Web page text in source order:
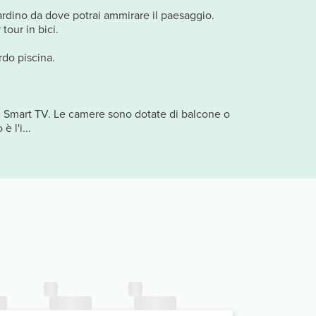
da dove potrai ammirare il paesaggio.
in bici.
piscina.
TV. Le camere sono dotate di balcone o
è l'i...